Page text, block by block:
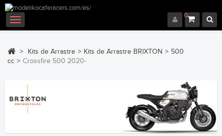
0
Navegación
Toggle
> Kits de Arrastre > Kits de Arrastre BRIXTON > 500
cc > Crossfire 500 2020-